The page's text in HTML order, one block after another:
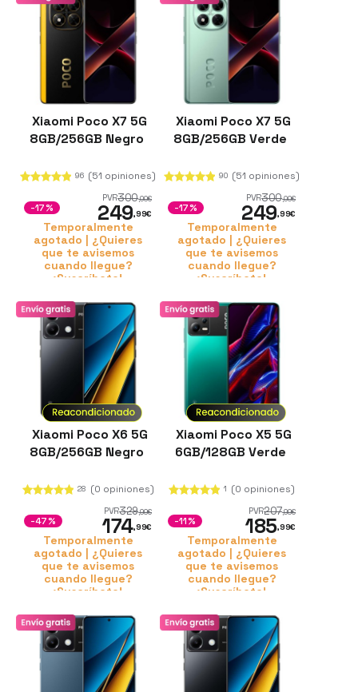
Xiaomi Poco X7 5G
8GB/256GB Negro
96 (51 opiniones)
PVR300,00€
249,99€
-17%
Temporalmente
agotado | ¿Quieres
que te avisemos
cuando llegue?
¡Suscríbete!
Xiaomi Poco X7 5G
8GB/256GB Verde
90 (51 opiniones)
PVR300,00€
249,99€
-17%
Temporalmente
agotado | ¿Quieres
que te avisemos
cuando llegue?
¡Suscríbete!
Xiaomi Poco X6 5G
8GB/256GB Negro
28 (0 opiniones)
PVR329,99€
174,99€
-47%
Temporalmente
agotado | ¿Quieres
que te avisemos
cuando llegue?
¡Suscríbete!
Xiaomi Poco X5 5G
6GB/128GB Verde
1 (0 opiniones)
PVR207,99€
185,99€
-11%
Temporalmente
agotado | ¿Quieres
que te avisemos
cuando llegue?
¡Suscríbete!